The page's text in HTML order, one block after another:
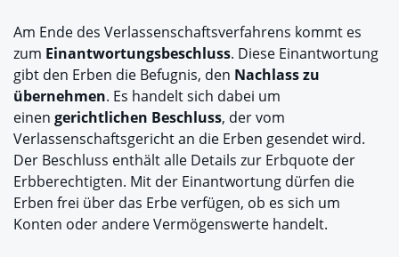
Am Ende des Verlassenschaftsverfahrens kommt es
zum Einantwortungsbeschluss. Diese Einantwortung
gibt den Erben die Befugnis, den Nachlass zu
übernehmen. Es handelt sich dabei um
einen gerichtlichen Beschluss, der vom
Verlassenschaftsgericht an die Erben gesendet wird.
Der Beschluss enthält alle Details zur Erbquote der
Erbberechtigten. Mit der Einantwortung dürfen die
Erben frei über das Erbe verfügen, ob es sich um
Konten oder andere Vermögenswerte handelt.